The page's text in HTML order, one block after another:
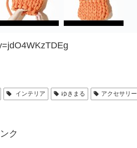
‌ インテリア ゆきまる アクセサリー
ク